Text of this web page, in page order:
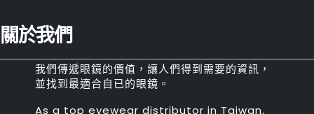
關於我們
我們傳遞眼鏡的價值，讓人們得到需要的資訊，
並找到最適合自已的眼鏡。
As a top eyewear distributor in Taiwan,